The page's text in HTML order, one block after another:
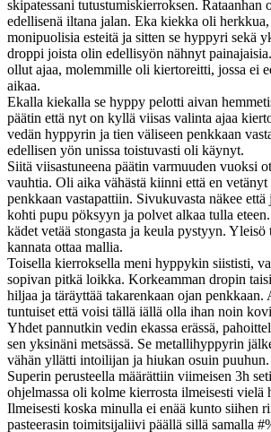
skipatessani tutustumiskierroksen. Rataanhan
edellisenä iltana jalan. Eka kiekka oli
monipuolisia esteitä ja sitten se hyppyri sekä
droppi joista olin edellisyön nähnyt
ollut ajaa, molemmille oli kiertoreitti, jossa ei
aikaa.
Ekalla kiekalla se hyppy pelotti aivan
päätin että nyt on kyllä viisas valinta ajaa
vedän hyppyrin ja tien väliseen penkkaan
edellisen yön unissa toistuvasti oli käynyt.
Siitä viisastuneena päätin varmuuden vuoksi
vauhtia. Oli aika vähästä kiinni että en vetänyt
penkkaan vastapattiin. Sivukuvasta näkee että
kohti pupu pöksyyn ja polvet alkaa tulla eteen.
kädet vetää stongasta ja keula pystyyn. Yleisö
kannata ottaa mallia.
Toisella kierroksella meni hyppykin siististi,
sopivan pitkä loikka. Korkeamman dropin
hiljaa ja täräyttää takarenkaan ojan
tuntuiset että voisi tällä iällä olla ihan noin
Yhdet pannutkin vedin ekassa erässä,
sen yksinäni metsässä. Se metallihyppyrin
vähän yllätti intoilijan ja hiukan osuin puuhun.
Superin perusteella määrättiin viimeisen 3h
ohjelmassa oli kolme kierrosta ilmeisesti vielä
Ilmeisesti koska minulla ei enää kunto siihen
pasteerasin toimitsijaliivi päällä sillä samalla